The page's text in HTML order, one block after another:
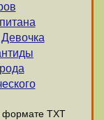
формате ТХТ